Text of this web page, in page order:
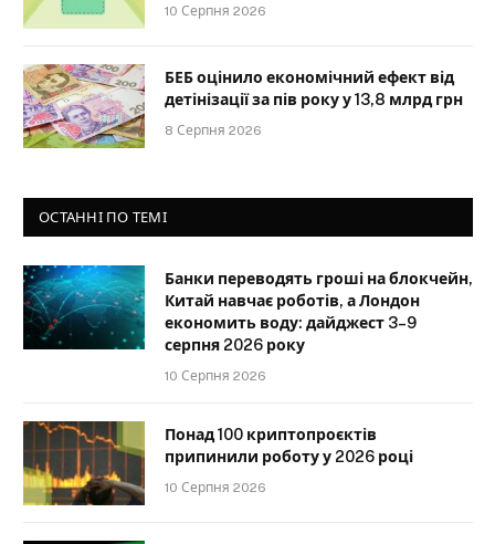
10 Серпня 2026
БЕБ оцінило економічний ефект від
детінізації за пів року у 13,8 млрд грн
8 Серпня 2026
ОСТАННІ ПО ТЕМІ
Банки переводять гроші на блокчейн,
Китай навчає роботів, а Лондон
економить воду: дайджест 3–9
серпня 2026 року
10 Серпня 2026
Понад 100 криптопроєктів
припинили роботу у 2026 році
10 Серпня 2026